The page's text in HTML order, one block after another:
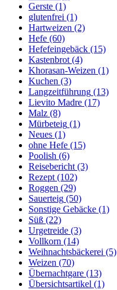
Gerste (1)
glutenfrei (1)
Hartweizen (2)
Hefe (60)
Hefefeingebäck (15)
Kastenbrot (4)
Khorasan-Weizen (1)
Kuchen (3)
Langzeitführung (13)
Lievito Madre (17)
Malz (8)
Mürbeteig (1)
Neues (1)
ohne Hefe (15)
Poolish (6)
Reisebericht (3)
Rezept (102)
Roggen (29)
Sauerteig (50)
Sonstige Gebäcke (1)
Süß (22)
Urgetreide (3)
Vollkorn (14)
Weihnachtsbäckerei (5)
Weizen (70)
Übernachtgare (13)
Übersichtsartikel (1)